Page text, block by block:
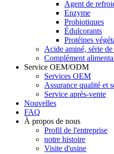
Agent de
Enzyme
Probiotiques
Édulcorants
Protéines
Acide aminé, série
Complément
Service OEM/ODM
Services OEM
Assurance qualité et
Service après-vente
Nouvelles
FAQ
À propos de nous
Profil de l'entreprise
notre histoire
Visite d'usine